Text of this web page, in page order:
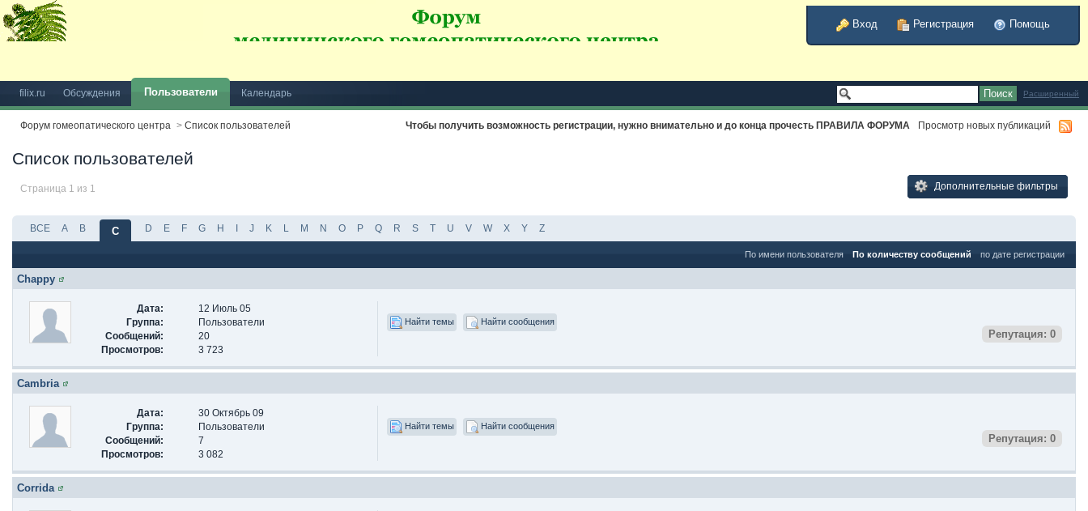
Вход Регистрация Помощь
Расширенный
filix.ru Обсуждения Пользователи Календарь
Форум гомеопатического центра > Список пользователей Чтобы получить возможность регистрации, нужно внимательно и до конца прочесть ПРАВИЛА ФОРУМА Просмотр новых публикаций
Список пользователей
Страница 1 из 1 Дополнительные фильтры
ВСЕ A B C D E F G H I J K L M N O P Q R S T U V W X Y Z
По имени пользователя По количеству сообщений по дате регистрации
Chappy
Дата:
12 Июль 05
Группа:
Пользователи
Сообщений:
20
Просмотров:
3 723
Найти темы Найти сообщения
Репутация: 0
Cambria
Дата:
30 Октябрь 09
Группа:
Пользователи
Сообщений:
7
Просмотров:
3 082
Найти темы Найти сообщения
Репутация: 0
Corrida